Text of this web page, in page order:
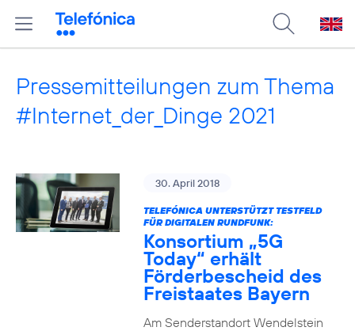
Pressemitteilungen zum Thema
#Internet_der_Dinge 2021
30. April 2018
TELEFÓNICA UNTERSTÜTZT TESTFELD
FÜR DIGITALEN RUNDFUNK:
Konsortium „5G
Today“ erhält
Förderbescheid des
Freistaates Bayern
Am Senderstandort Wendelstein